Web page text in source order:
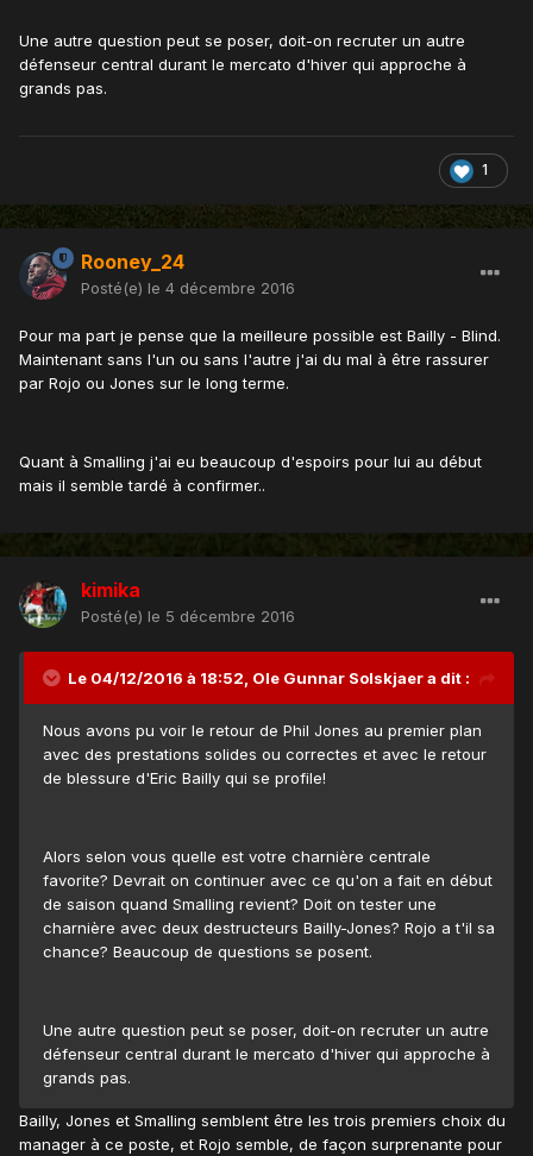
Une autre question peut se poser, doit-on recruter un autre
défenseur central durant le mercato d'hiver qui approche à
grands pas.
1
Rooney_24
Posté(e) le 4 décembre 2016
Pour ma part je pense que la meilleure possible est Bailly - Blind.
Maintenant sans l'un ou sans l'autre j'ai du mal à être rassurer
par Rojo ou Jones sur le long terme.
Quant à Smalling j'ai eu beaucoup d'espoirs pour lui au début
mais il semble tardé à confirmer..
kimika
Posté(e) le 5 décembre 2016
Le 04/12/2016 à 18:52, Ole Gunnar Solskjaer a dit :
Nous avons pu voir le retour de Phil Jones au premier plan
avec des prestations solides ou correctes et avec le retour
de blessure d'Eric Bailly qui se profile!
Alors selon vous quelle est votre charnière centrale
favorite? Devrait on continuer avec ce qu'on a fait en début
de saison quand Smalling revient? Doit on tester une
charnière avec deux destructeurs Bailly-Jones? Rojo a t'il sa
chance? Beaucoup de questions se posent.
Une autre question peut se poser, doit-on recruter un autre
défenseur central durant le mercato d'hiver qui approche à
grands pas.
Bailly, Jones et Smalling semblent être les trois premiers choix du
manager à ce poste, et Rojo semble, de façon surprenante pour